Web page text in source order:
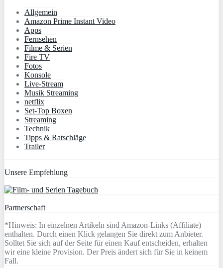
Allgemein
Amazon Prime Instant Video
Apps
Fernsehen
Filme & Serien
Fire TV
Fotos
Konsole
Live-Stream
Musik Streaming
netflix
Set-Top Boxen
Streaming
Technik
Tipps & Ratschläge
Trailer
Unsere Empfehlung
Partnerschaft
*Hinweis: In einzelnen Artikeln sind Amazon-Links (Affiliate)
enthalten. Durch einen Klick gelangen Sie direkt zum Anbieter.
Solltet Sie sich auf der Seite für einen Kauf entscheiden, erhalten
wir eine kleine Provision. Der Preis ändert sich für Sie in keinem
Fall.